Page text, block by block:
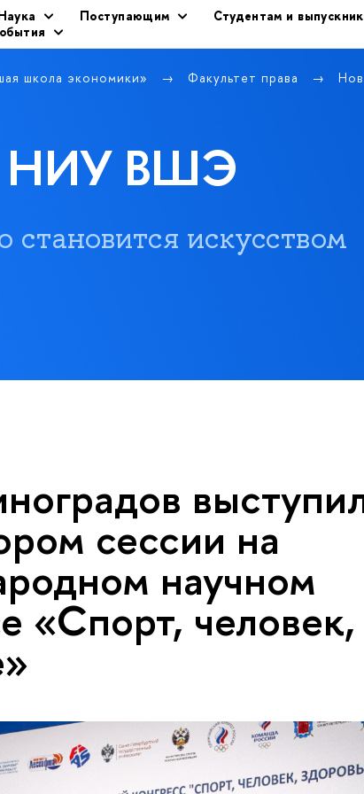
Поступающим
Студентам и
школа экономики» Факультет права
НИУ ВШЭ
искусством
сессии на
научном
«Спорт, человек,